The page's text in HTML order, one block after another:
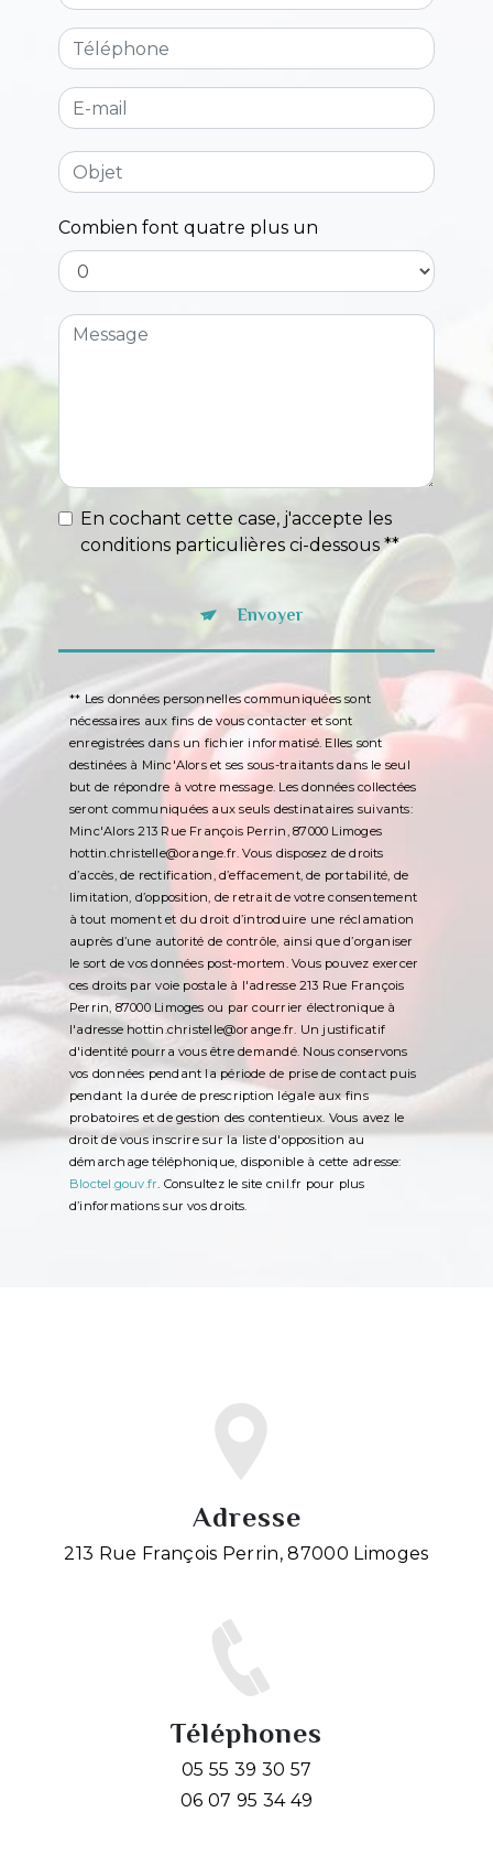
Combien font quatre plus un
En cochant cette case, j'accepte les
conditions particulières ci-dessous **
Envoyer
** Les données personnelles communiquées sont
nécessaires aux fins de vous contacter et sont
enregistrées dans un fichier informatisé. Elles sont
destinées à Minc'Alors et ses sous-traitants dans le seul
but de répondre à votre message. Les données collectées
seront communiquées aux seuls destinataires suivants:
Minc'Alors 213 Rue François Perrin, 87000 Limoges
hottin.christelle@orange.fr. Vous disposez de droits
d’accès, de rectification, d’effacement, de portabilité, de
limitation, d’opposition, de retrait de votre consentement
à tout moment et du droit d’introduire une réclamation
auprès d’une autorité de contrôle, ainsi que d’organiser
le sort de vos données post-mortem. Vous pouvez exercer
ces droits par voie postale à l'adresse 213 Rue François
Perrin, 87000 Limoges ou par courrier électronique à
l'adresse hottin.christelle@orange.fr. Un justificatif
d'identité pourra vous être demandé. Nous conservons
vos données pendant la période de prise de contact puis
pendant la durée de prescription légale aux fins
probatoires et de gestion des contentieux. Vous avez le
droit de vous inscrire sur la liste d'opposition au
démarchage téléphonique, disponible à cette adresse:
Bloctel.gouv.fr. Consultez le site cnil.fr pour plus
d’informations sur vos droits.
Adresse
213 Rue François Perrin, 87000 Limoges
Téléphones
05 55 39 30 57
06 07 95 34 49